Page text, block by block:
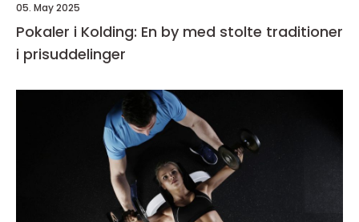
05. May 2025
Pokaler i Kolding: En by med stolte traditioner
i prisuddelinger